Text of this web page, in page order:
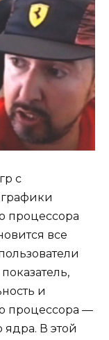
с
процессора
все
и
процессора —
ядра. В этой